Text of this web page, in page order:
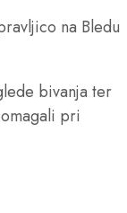
na Bledu
bivanja ter
pri